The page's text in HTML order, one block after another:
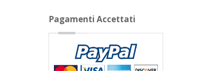
Pagamenti Accettati